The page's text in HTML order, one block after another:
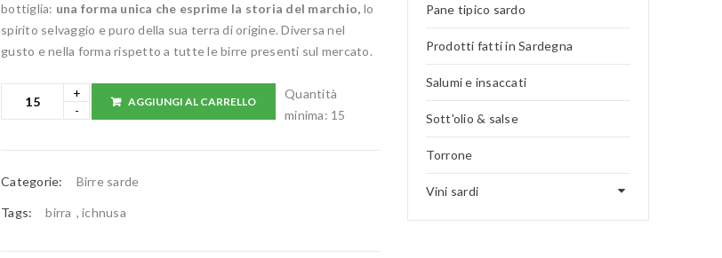
bottiglia: una forma unica che esprime la storia del marchio, lo
spirito selvaggio e puro della sua terra di origine. Diversa nel
gusto e nella forma rispetto a tutte le birre presenti sul mercato.
AGGIUNGI AL CARRELLO
Quantità
minima: 15
Categorie: Birre sarde
Tags: birra ,ichnusa
Pane tipico sardo
Prodotti fatti in Sardegna
Salumi e insaccati
Sott'olio & salse
Torrone
Vini sardi